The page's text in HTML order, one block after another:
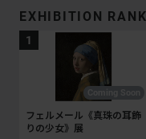
EXHIBITION
フェルメール《真珠の耳飾
りの少女》展